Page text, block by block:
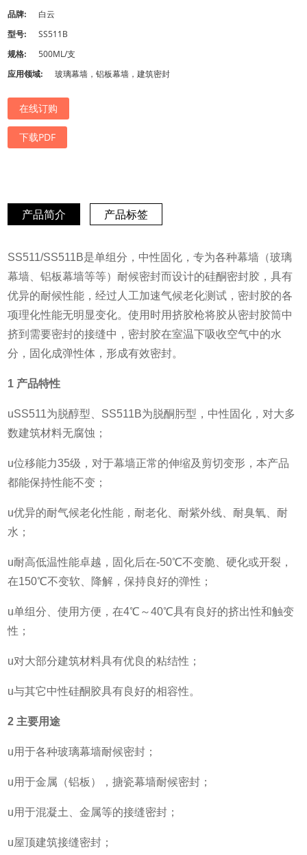
品牌:
白云
型号:
SS511B
规格:
500ML/支
应用领域:
玻璃幕墙，铝板幕墙，建筑密封
在线订购
下载PDF
产品简介 产品标签
SS511/SS511B是单组分，中性固化，专为各种幕墙（玻璃
幕墙、铝板幕墙等等）耐候密封而设计的硅酮密封胶，具有
优异的耐候性能，经过人工加速气候老化测试，密封胶的各
项理化性能无明显变化。使用时用挤胶枪将胶从密封胶筒中
挤到需要密封的接缝中，密封胶在室温下吸收空气中的水
分，固化成弹性体，形成有效密封。
1 产品特性
uSS511为脱醇型、SS511B为脱酮肟型，中性固化，对大多
数建筑材料无腐蚀；
u位移能力35级，对于幕墙正常的伸缩及剪切变形，本产品
都能保持性能不变；
u优异的耐气候老化性能，耐老化、耐紫外线、耐臭氧、耐
水；
u耐高低温性能卓越，固化后在-50℃不变脆、硬化或开裂，
在150℃不变软、降解，保持良好的弹性；
u单组分、使用方便，在4℃～40℃具有良好的挤出性和触变
性；
u对大部分建筑材料具有优良的粘结性；
u与其它中性硅酮胶具有良好的相容性。
2 主要用途
u用于各种玻璃幕墙耐候密封；
u用于金属（铝板），搪瓷幕墙耐候密封；
u用于混凝土、金属等的接缝密封；
u屋顶建筑接缝密封；